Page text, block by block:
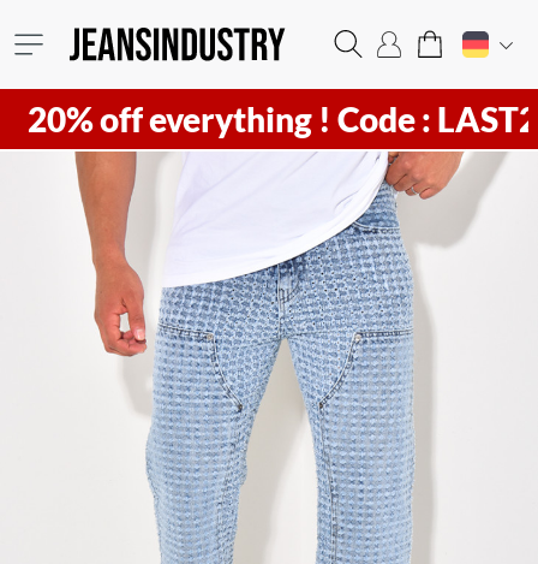
everything !Code : LAST20 !